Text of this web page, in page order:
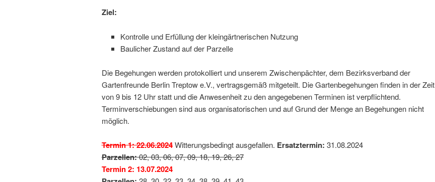
Ziel:
Kontrolle und Erfüllung der kleingärtnerischen Nutzung
Baulicher Zustand auf der Parzelle
Die Begehungen werden protokolliert und unserem Zwischenpächter, dem Bezirksverband der
Gartenfreunde Berlin Treptow e.V., vertragsgemäß mitgeteilt. Die Gartenbegehungen finden in der Zeit
von 9 bis 12 Uhr statt und die Anwesenheit zu den angegebenen Terminen ist verpflichtend.
Terminverschiebungen sind aus organisatorischen und auf Grund der Menge an Begehungen nicht
möglich.
Termin 1: 22.06.2024Witterungsbedingt ausgefallen. Ersatztermin: 31.08.2024
Parzellen:02, 03, 06, 07, 09, 18, 19, 26, 27
Termin 2: 13.07.2024